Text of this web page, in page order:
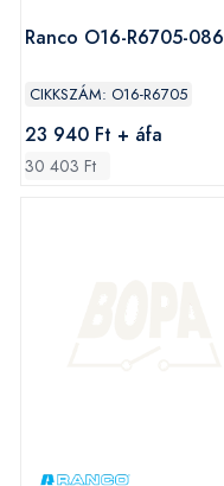
Ranco O16-R6705-086
CIKKSZÁM: O16-R6705
23 940 Ft + áfa
30 403 Ft